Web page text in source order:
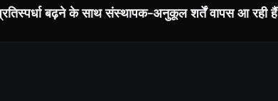
प्रतिस्पर्धा बढ़ने के साथ संस्थापक-अनुकूल शर्तें वापस आ रही हैं